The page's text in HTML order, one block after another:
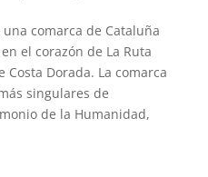
comarca de Cataluña
el corazón de La Ruta
Dorada. La comarca
singulares de
de la Humanidad,